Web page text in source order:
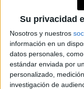
Su privacidad
Nosotros y nuestros
información en un
datos personales,
estándar enviada por
personalizado,
investigación de
Look
Luz Mía
© Perfil.com 2006-
Registro de